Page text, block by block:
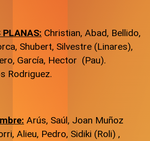
PLANAS: Christian, Abad, Bellido,
Shubert, Silvestre (Linares),
García, Hector (Pau).
Rodriguez.
Arús, Saúl, Joan Muñoz
Alieu, Pedro, Sidiki (Roli) ,